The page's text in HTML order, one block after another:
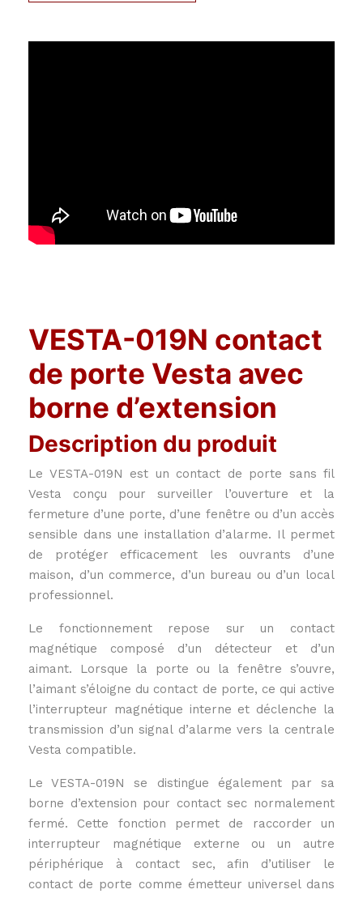
VESTA-019N contact
de porte Vesta avec
borne d’extension
Description du produit
Le VESTA-019N est un contact de porte sans fil
Vesta conçu pour surveiller l’ouverture et la
fermeture d’une porte, d’une fenêtre ou d’un accès
sensible dans une installation d’alarme. Il permet
de protéger efficacement les ouvrants d’une
maison, d’un commerce, d’un bureau ou d’un local
professionnel.
Le fonctionnement repose sur un contact
magnétique composé d’un détecteur et d’un
aimant. Lorsque la porte ou la fenêtre s’ouvre,
l’aimant s’éloigne du contact de porte, ce qui active
l’interrupteur magnétique interne et déclenche la
transmission d’un signal d’alarme vers la centrale
Vesta compatible.
Le VESTA-019N se distingue également par sa
borne d’extension pour contact sec normalement
fermé. Cette fonction permet de raccorder un
interrupteur magnétique externe ou un autre
périphérique à contact sec, afin d’utiliser le
contact de porte comme émetteur universel dans